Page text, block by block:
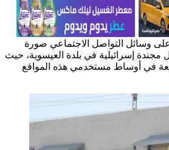
وسائل التواصل الاجتماعي صورة
مجندة إسرائيلية في بلدة العيسوية، حيث
في أوساط مستخدمي هذه المواقع